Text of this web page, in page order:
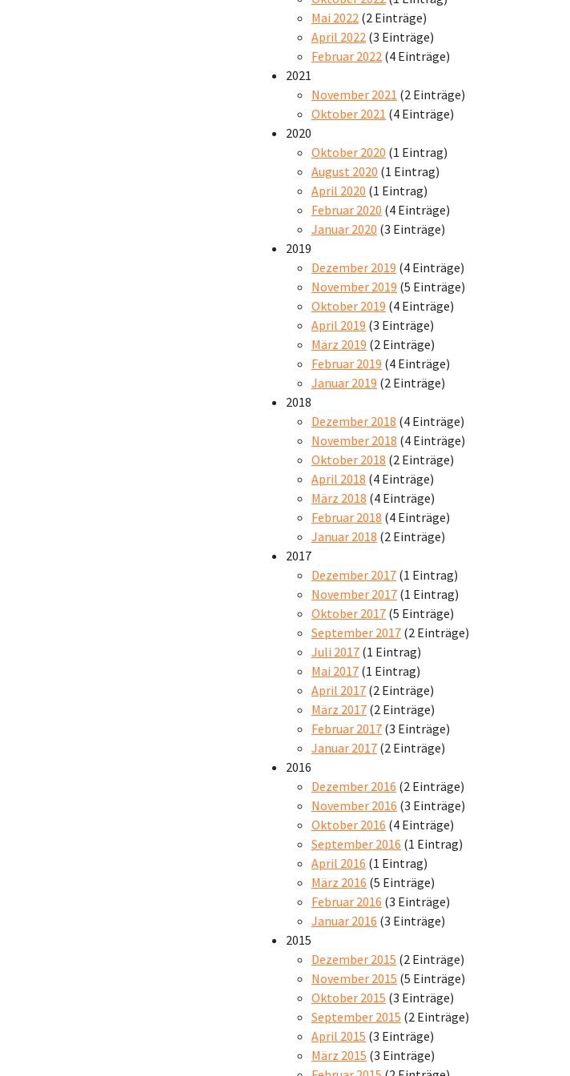
Mai 2022 (2 Einträge)
April 2022 (3 Einträge)
Februar 2022 (4 Einträge)
2021
November 2021 (2 Einträge)
Oktober 2021 (4 Einträge)
2020
Oktober 2020 (1 Eintrag)
August 2020 (1 Eintrag)
April 2020 (1 Eintrag)
Februar 2020 (4 Einträge)
Januar 2020 (3 Einträge)
2019
Dezember 2019 (4 Einträge)
November 2019 (5 Einträge)
Oktober 2019 (4 Einträge)
April 2019 (3 Einträge)
März 2019 (2 Einträge)
Februar 2019 (4 Einträge)
Januar 2019 (2 Einträge)
2018
Dezember 2018 (4 Einträge)
November 2018 (4 Einträge)
Oktober 2018 (2 Einträge)
April 2018 (4 Einträge)
März 2018 (4 Einträge)
Februar 2018 (4 Einträge)
Januar 2018 (2 Einträge)
2017
Dezember 2017 (1 Eintrag)
November 2017 (1 Eintrag)
Oktober 2017 (5 Einträge)
September 2017 (2 Einträge)
Juli 2017 (1 Eintrag)
Mai 2017 (1 Eintrag)
April 2017 (2 Einträge)
März 2017 (2 Einträge)
Februar 2017 (3 Einträge)
Januar 2017 (2 Einträge)
2016
Dezember 2016 (2 Einträge)
November 2016 (3 Einträge)
Oktober 2016 (4 Einträge)
September 2016 (1 Eintrag)
April 2016 (1 Eintrag)
März 2016 (5 Einträge)
Februar 2016 (3 Einträge)
Januar 2016 (3 Einträge)
2015
Dezember 2015 (2 Einträge)
November 2015 (5 Einträge)
Oktober 2015 (3 Einträge)
September 2015 (2 Einträge)
April 2015 (3 Einträge)
März 2015 (3 Einträge)